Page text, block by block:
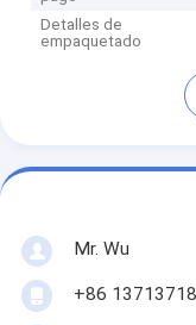
Detalles de
empaquetado
Mr. Wu
+86